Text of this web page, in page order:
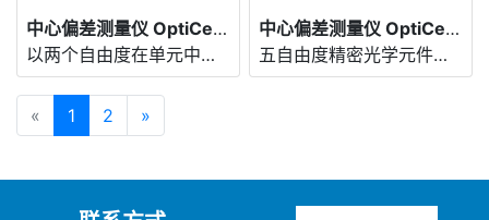
中心偏差测量仪 OptiCentric® Bonding 2D
以两个自由度在单元中全自动粘合镜头
中心偏差测量仪 OptiCentric® Bonding 5D
五自由度精密光学元件的粘合和测试
« 1 2 »